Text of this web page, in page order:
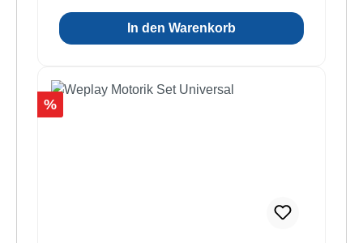
In den Warenkorb
Rabatt
%